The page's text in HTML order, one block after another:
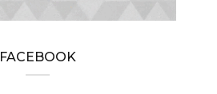
FACEBOOK